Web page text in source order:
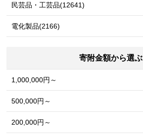
民芸品・工芸品(12641)
電化製品(2166)
寄附金額から選ぶ
1,000,000円～
500,000円～
200,000円～